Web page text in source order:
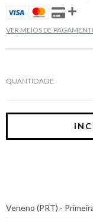
VER MEIOS DE
QUANTIDADE
Veneno (PRT) -